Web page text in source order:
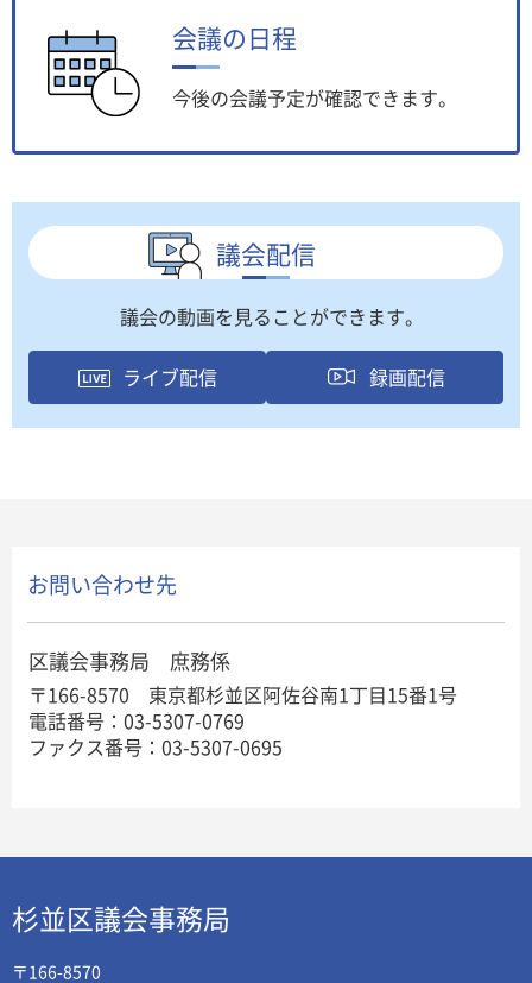
会議の日程
今後の会議予定が確認できます。
議会配信
議会の動画を見ることができます。
ライブ配信 録画配信
お問い合わせ先
区議会事務局 庶務係
〒166-8570 東京都杉並区阿佐谷南1丁目15番1号
電話番号：03-5307-0769
ファクス番号：03-5307-0695
杉並区議会事務局
〒166-8570